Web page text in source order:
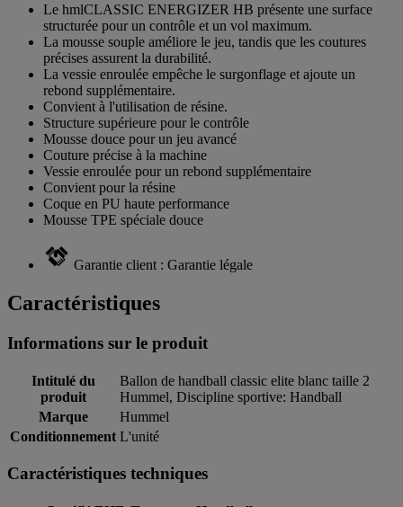
Le hmlCLASSIC ENERGIZER HB présente une surface
structurée pour un contrôle et un vol maximum.
La mousse souple améliore le jeu, tandis que les coutures
précises assurent la durabilité.
La vessie enroulée empêche le surgonflage et ajoute un
rebond supplémentaire.
Convient à l'utilisation de résine.
Structure supérieure pour le contrôle
Mousse douce pour un jeu avancé
Couture précise à la machine
Vessie enroulée pour un rebond supplémentaire
Convient pour la résine
Coque en PU haute performance
Mousse TPE spéciale douce
Garantie client : Garantie légale
Caractéristiques
Informations sur le produit
Intitulé du
produit
Ballon de handball classic elite blanc taille 2
Hummel, Discipline sportive: Handball
Marque
Hummel
Conditionnement L'unité
Caractéristiques techniques